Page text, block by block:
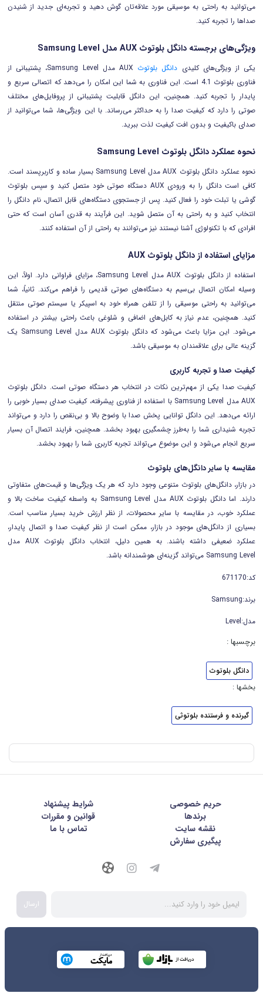
می‌توانید به راحتی به موسیقی مورد علاقه‌تان گوش دهید و تجربه‌ای جدید از شنیدن
صداها را تجربه کنید.
ویژگی‌های برجسته دانگل بلوتوث AUX مدل Samsung Level
یکی از ویژگی‌های کلیدی دانگل بلوتوث
AUX مدل Samsung Level، پشتیبانی از
فناوری بلوتوث 4.1 است. این فناوری به شما این امکان را می‌دهد که اتصالی سریع و
پایدار را تجربه کنید. همچنین، این دانگل قابلیت پشتیبانی از پروفایل‌های مختلف
صوتی را دارد که کیفیت صدا را به حداکثر می‌رساند. با این ویژگی‌ها، شما می‌توانید از
صدای باکیفیت و بدون افت کیفیت لذت ببرید.
نحوه عملکرد دانگل بلوتوث Samsung Level
نحوه عملکرد دانگل بلوتوث AUX مدل Samsung Level بسیار ساده و کاربرپسند است.
کافی است دانگل را به ورودی AUX دستگاه صوتی خود متصل کنید و سپس بلوتوث
گوشی یا تبلت خود را فعال کنید. پس از جستجوی دستگاه‌های قابل اتصال، نام دانگل را
انتخاب کنید و به راحتی به آن متصل شوید. این فرآیند به قدری آسان است که حتی
افرادی که با تکنولوژی آشنا نیستند نیز می‌توانند به راحتی از آن استفاده کنند.
مزایای استفاده از دانگل بلوتوث AUX
استفاده از دانگل بلوتوث AUX مدل Samsung Level، مزایای فراوانی دارد. اولاً، این
وسیله امکان اتصال بی‌سیم به دستگاه‌های صوتی قدیمی را فراهم می‌کند. ثانیاً، شما
می‌توانید به راحتی موسیقی را از تلفن همراه خود به اسپیکر یا سیستم صوتی منتقل
کنید. همچنین، عدم نیاز به کابل‌های اضافی و شلوغی باعث راحتی بیشتر در استفاده
می‌شود. این مزایا باعث می‌شود که دانگل بلوتوث AUX مدل Samsung Level یک
گزینه عالی برای علاقمندان به موسیقی باشد.
کیفیت صدا و تجربه کاربری
کیفیت صدا یکی از مهم‌ترین نکات در انتخاب هر دستگاه صوتی است. دانگل بلوتوث
AUX مدل Samsung Level با استفاده از فناوری پیشرفته، کیفیت صدای بسیار خوبی را
ارائه می‌دهد. این دانگل توانایی پخش صدا با وضوح بالا و بی‌نقص را دارد و می‌تواند
تجربه شنیداری شما را به‌طرز چشمگیری بهبود بخشد. همچنین، فرایند اتصال آن بسیار
سریع انجام می‌شود و این موضوع می‌تواند تجربه کاربری شما را بهبود بخشد.
مقایسه با سایر دانگل‌های بلوتوث
در بازار، دانگل‌های بلوتوث متنوعی وجود دارد که هر یک ویژگی‌ها و قیمت‌های متفاوتی
دارند. اما دانگل بلوتوث AUX مدل Samsung Level به واسطه کیفیت ساخت بالا و
عملکرد خوب، در مقایسه با سایر محصولات، از نظر ارزش خرید بسیار مناسب است.
بسیاری از دانگل‌های موجود در بازار، ممکن است از نظر کیفیت صدا و اتصال پایدار،
عملکرد ضعیفی داشته باشند. به همین دلیل، انتخاب دانگل بلوتوث AUX مدل
Samsung Level می‌تواند گزینه‌ای هوشمندانه باشد.
کد:671170
برند:Samsung
مدل:Level
برچسبها :
دانگل بلوتوث
بخشها :
گیرنده و فرستنده بلوتوثی
حریم خصوصی
شرايط پيشنهاد
برندها
قوانین و مقررات
نقشه سایت
تماس با ما
پیگیری سفارش
ارسال